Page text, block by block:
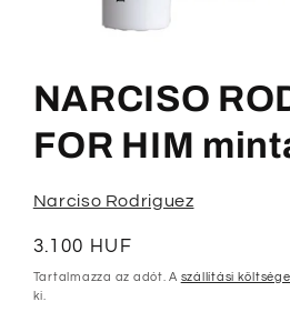
megnyitása
modális
párbeszédpanelen
NARCISO
FOR HIM
Narciso Rodriguez
Normál
ár
3.100 HUF
Tartalmazza az adót. A szállítási
ki.